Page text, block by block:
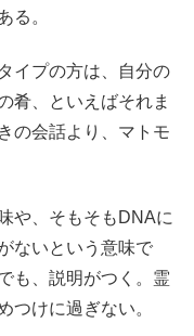
る。
イプの方は、自分の
肴、といえばそれま
の会話より、マトモ
や、そもそもDNAに
ないという意味で
も、説明がつく。霊
つけに過ぎない。